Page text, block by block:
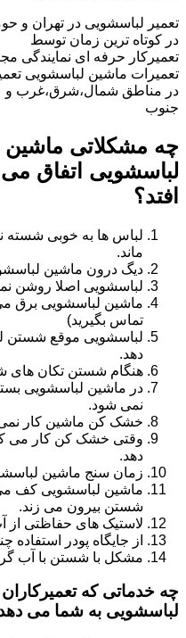
تعمیر لباسشویی در تهران و
در کوتاه ترین زمان توسط
تعمیرکار حرفه ای نمایندگی
تعمیرات ماشین لباسشویی
در مناطق شمال،شرق،غرب و
جنوب
چه مشکلاتی ماشین
لباسشویی اتفاق می
افتد؟
لباس ها به خوبی شسته
ماند.
دیگ درون ماشین
لباسشویی اصلا روشن
ماشین لباسشویی برق
تماس بگیرید)
لباسشویی موقع شستن
دهد.
هنگام شستن تکان های
در ماشین لباسشویی
نمی شود.
خشک کن ماشین کار
وقتی خشک کن کار می
دهد.
زمان سنج ماشین
ماشین لباسشویی کف
شستن بیرون می زند.
لاستیک های حفاظتی
از جایگاه پودر
مشکل با شستن با آب
چه خدماتی که
لباسشویی به شما می